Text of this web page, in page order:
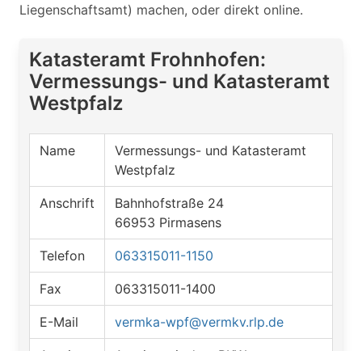
Liegenschaftsamt) machen, oder direkt online.
Katasteramt Frohnhofen:
Vermessungs- und Katasteramt
Westpfalz
Name
Vermessungs- und Katasteramt
Westpfalz
Anschrift
Bahnhofstraße 24
66953 Pirmasens
Telefon 063315011-1150
Fax 063315011-1400
E-Mail vermka-wpf@vermkv.rlp.de